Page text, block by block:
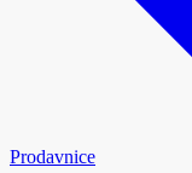
Prodavnice